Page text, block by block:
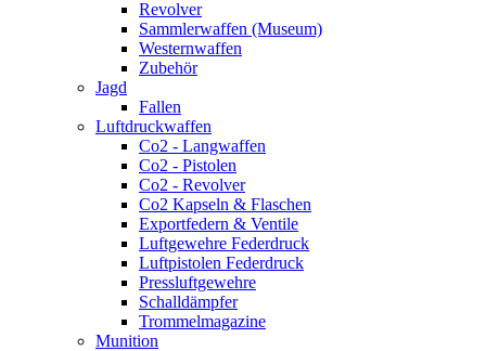
Revolver
Sammlerwaffen (Museum)
Westernwaffen
Zubehör
Jagd
Fallen
Luftdruckwaffen
Co2 - Langwaffen
Co2 - Pistolen
Co2 - Revolver
Co2 Kapseln & Flaschen
Exportfedern & Ventile
Luftgewehre Federdruck
Luftpistolen Federdruck
Pressluftgewehre
Schalldämpfer
Trommelmagazine
Munition